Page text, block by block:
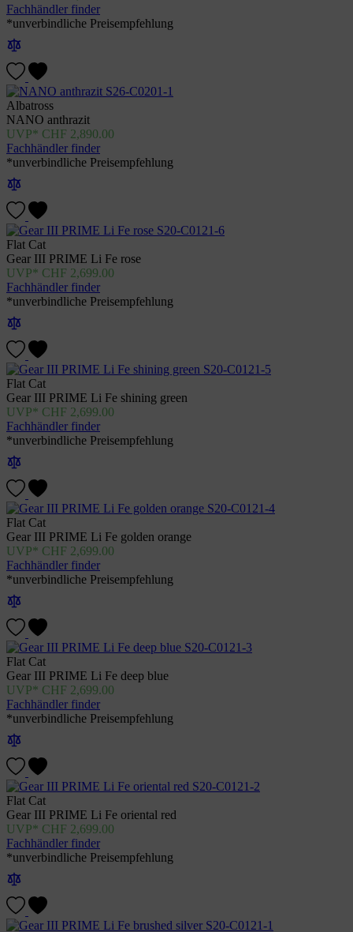
Fachhändler finder
*unverbindliche Preisempfehlung
Albatross
NANO anthrazit
CHF 2,890.00
Fachhändler finder
*unverbindliche Preisempfehlung
Flat Cat
Gear III PRIME Li Fe rose
CHF 2,699.00
Fachhändler finder
*unverbindliche Preisempfehlung
Flat Cat
Gear III PRIME Li Fe shining green
CHF 2,699.00
Fachhändler finder
*unverbindliche Preisempfehlung
Flat Cat
Gear III PRIME Li Fe golden orange
CHF 2,699.00
Fachhändler finder
*unverbindliche Preisempfehlung
Flat Cat
Gear III PRIME Li Fe deep blue
CHF 2,699.00
Fachhändler finder
*unverbindliche Preisempfehlung
Flat Cat
Gear III PRIME Li Fe oriental red
CHF 2,699.00
Fachhändler finder
*unverbindliche Preisempfehlung